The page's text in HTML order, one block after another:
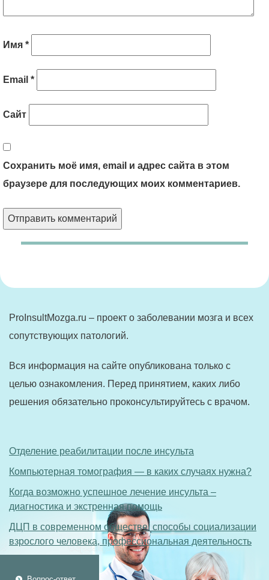
Имя *
Email *
Сайт
Сохранить моё имя, email и адрес сайта в этом
браузере для последующих моих комментариев.
ProInsultMozga.ru – проект о заболевании мозга и всех
сопутствующих патологий.
Вся информация на сайте опубликована только с
целью ознакомления. Перед принятием, каких либо
решения обязательно проконсультируйтесь с врачом.
Отделение реабилитации после инсульта
Компьютерная томография — в каких случаях нужна?
Когда возможно успешное лечение инсульта –
диагностика и экстренная помощь
ДЦП в современном обществе: способы социализации
взрослого человека, профессиональная деятельность